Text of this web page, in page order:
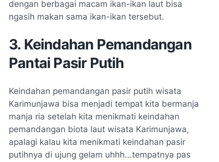
dengan berbagai macam ikan-ikan laut bisa
ngasih makan sama ikan-ikan tersebut.
3. Keindahan Pemandangan
Pantai Pasir Putih
Keindahan pemandangan pasir putih wisata
Karimunjawa bisa menjadi tempat kita bermanja
manja ria setelah kita menikmati keindahan
pemandangan biota laut wisata Karimunjawa,
apalagi kalau kita menikmati keindahan pasir
putihnya di ujung gelam uhhh...tempatnya pas